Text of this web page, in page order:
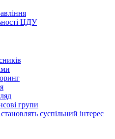
ЦДУ
групи
суспільний інтерес